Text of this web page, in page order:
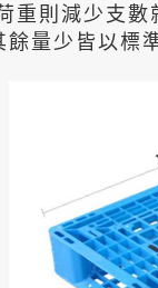
則減少支數
量少皆以標